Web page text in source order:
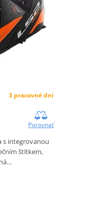
3 pracovné dni
Porovnať
s integrovanou
štítkem,